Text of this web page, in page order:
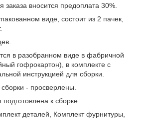
заказа вносится предоплата 30%.
виде, состоит из 2 пачек,
в разобранном виде в фабричной
гофрокартон), в комплекте с
инструкцией для сборки.
- просверлены.
к сборке.
деталей, Комплект фурнитуры,